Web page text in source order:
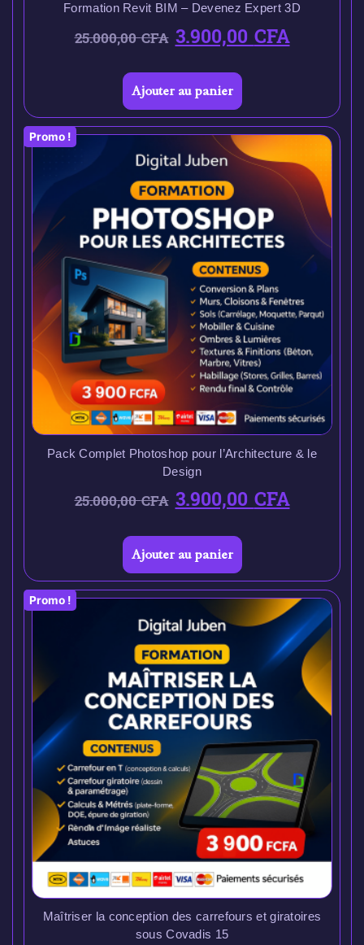
Formation Revit BIM – Devenez Expert 3D
25.000,00CFA 3.900,00CFA
Ajouter au panier
Promo !
Pack Complet Photoshop pour l’Architecture & le
Design
25.000,00CFA 3.900,00CFA
Ajouter au panier
Promo !
Maîtriser la conception des carrefours et giratoires
sous Covadis 15